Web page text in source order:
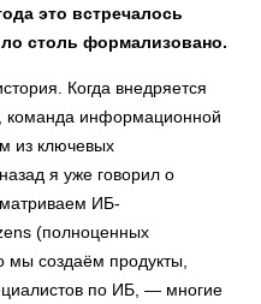
это встречалось
столь формализовано.
Когда внедряется
команда информационной
из ключевых
я уже говорил о
ИБ-
(полноценных
мы создаём продукты,
по ИБ, — многие